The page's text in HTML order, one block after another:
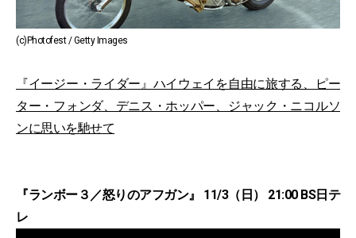
(c)Photofest / Getty Images
『イージー・ライダー』ハイウェイを自由に旅する、ピー
ター・フォンダ、デニス・ホッパー、ジャック・ニコルソ
ンに思いを馳せて
『ランボー３／怒りのアフガン』 11/3（日） 21:00 BS日テ
レ